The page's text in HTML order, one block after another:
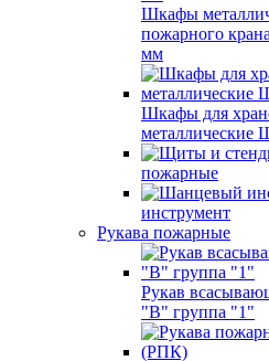
Шкафы
пожарного
мм
Шкафы для
пожарные
инструмент
Рукава пожарные
Рукав
"В" группа "1"